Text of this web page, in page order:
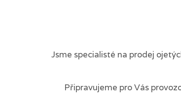
Jsme specialisté na prodej
Připravujeme pro Vás